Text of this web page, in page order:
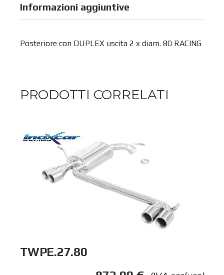
Informazioni aggiuntive
Posteriore con DUPLEX uscita 2 x diam. 80 RACING
PRODOTTI CORRELATI
TWPE.27.80